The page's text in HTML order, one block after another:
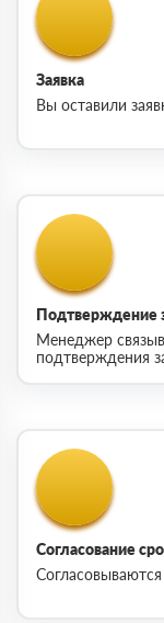
Заявка
Вы оставили
Подтверждение
Менеджер
подтверждения
Согласование